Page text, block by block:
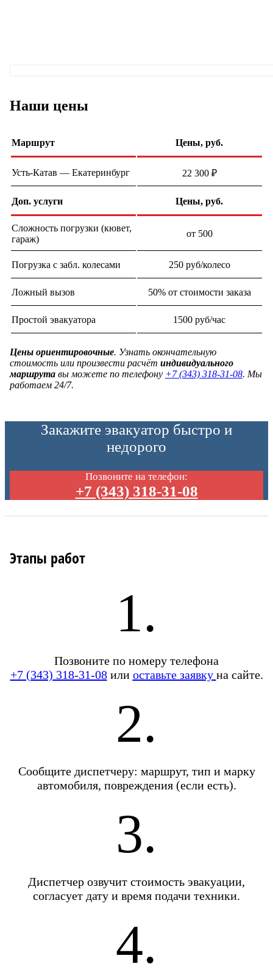
Наши цены
Маршрут Цены, руб.
Усть-Катав — Екатеринбург 22 300 ₽
Доп. услуги Цены, руб.
Сложность погрузки (кювет,
гараж)
от 500
Погрузка с забл. колесами 250 руб/колесо
Ложный вызов 50% от стоимости заказа
Простой эвакуатора 1500 руб/час
Цены ориентировочные. Узнать окончательную
стоимость или произвести расчёт индивидуального
маршрутавы можете по телефону +7 (343) 318-31-08. Мы
работаем 24/7.
Закажите эвакуатор быстро и
недорого
Позвоните на телефон:
+7 (343) 318-31-08
Этапы работ
1.
Позвоните по номеру телефона
+7 (343) 318-31-08или оставьте заявку на сайте.
2.
Сообщите диспетчеру: маршрут, тип и марку
автомобиля, повреждения (если есть).
3.
Диспетчер озвучит стоимость эвакуации,
согласует дату и время подачи техники.
4.